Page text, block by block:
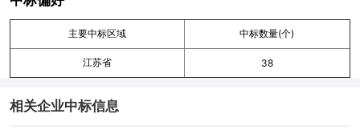
主要中标区域 中标数量(个)
江苏省 38
相关企业中标信息